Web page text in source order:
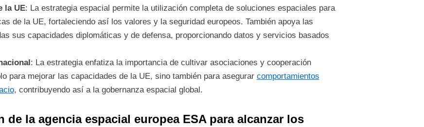
la UE: La estrategia espacial permite la utilización completa de soluciones espaciales para
de la UE, fortaleciendo así los valores y la seguridad europeos. También apoya las
sus capacidades diplomáticas y de defensa, proporcionando datos y servicios basados
: La estrategia enfatiza la importancia de cultivar asociaciones y cooperación
para mejorar las capacidades de la UE, sino también para asegurar comportamientos
, contribuyendo así a la gobernanza espacial global.
la agencia espacial europea ESA para alcanzar los